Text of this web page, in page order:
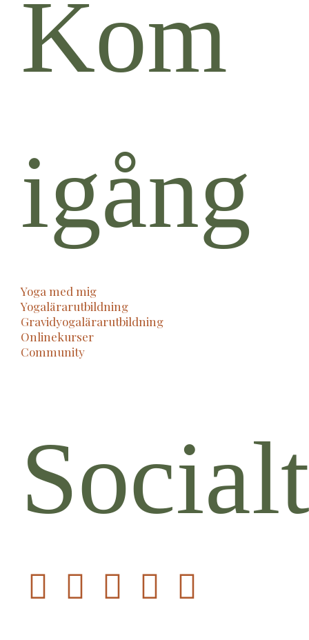
Kom
igång
Yoga med mig
Yogalärarutbildning
Gravidyogalärarutbildning
Onlinekurser
Community
Socialt